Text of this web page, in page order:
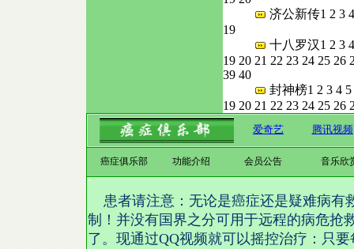
济公新传1 2 3 4
19
十八罗汉1 2 3 4
19 20 21 22 23 24 25 26
39 40
封神榜1 2 3 4 5
19 20 21 22 23 24 25 26
癌症俱乐部 功能介绍 会员公告 音乐欣
患者请注意：无论是癌症还是疑难病有
制！并没有国界之分可用于远程的病危抢
了。现通过QQ视频就可以摇控治疗：只